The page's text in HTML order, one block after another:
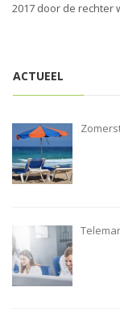
2017 door de rechter
ACTUEEL